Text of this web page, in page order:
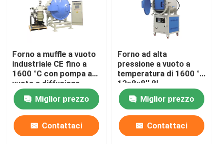
Forno a muffle a vuoto
industriale CE fino a
1600 °C con pompa a
vuoto a diffusione
Miglior prezzo
Contattaci
Forno ad alta
pressione a vuoto a
temperatura di 1600 °C
12x8x8′′ 8L
Miglior prezzo
Contattaci